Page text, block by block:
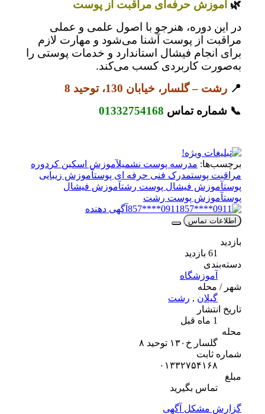
آموزش حرفه‌ای مراقبت از پوست
در این دوره، هنرجو با اصول علمی و عملی
مراقبت از پوست آشنا می‌شود و مهارت لازم
برای انجام فیشال استاندارد و خدمات پوستی را
به‌صورت کاربردی کسب می‌کند.
رشت – گلسار، خیابان 130، توحید 8
📞 شماره تماس01332754168
برچسب‌ها:مدرسه پوست نشمیلآموزش اسکین کردوره
مراقبت پوست مدرک فنی حرفه ای پوست آموزش زیبایی
آموزش فیشال پوست رشتآموزش فیشال
آموزش پوست رشت
0911****857
آگهی دهنده
اطلاعات تماس
دسته‌بندی
آموزشگاه
شهر / محله
,رشت
تاریخ انتشار
گلسار خ۱۳۰ توحید ۸
شماره ثابت
۰۱۳۳۲۷۵۴۱۶۸
تماس بگیرید
گزارش مشکل آگهی